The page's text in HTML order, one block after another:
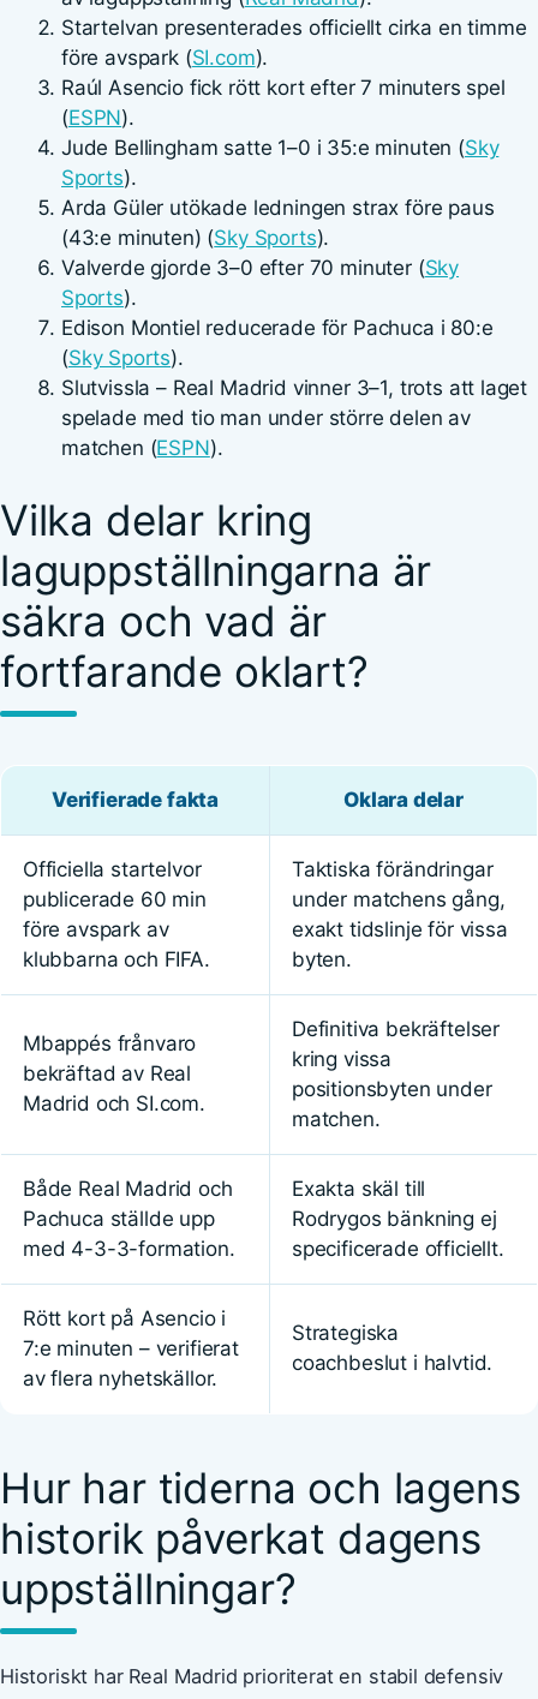
Startelvan presenterades officiellt cirka en timme
före avspark (SI.com).
Raúl Asencio fick rött kort efter 7 minuters spel
(ESPN).
Jude Bellingham satte 1–0 i 35:e minuten (Sky
Sports).
Arda Güler utökade ledningen strax före paus
(43:e minuten) (Sky Sports).
Valverde gjorde 3–0 efter 70 minuter (Sky
Sports).
Edison Montiel reducerade för Pachuca i 80:e
(Sky Sports).
Slutvissla – Real Madrid vinner 3–1, trots att laget
spelade med tio man under större delen av
matchen (ESPN).
Vilka delar kring
laguppställningarna är
säkra och vad är
fortfarande oklart?
Verifierade fakta Oklara delar
Officiella startelvor
publicerade 60 min
före avspark av
klubbarna och FIFA.
Taktiska förändringar
under matchens gång,
exakt tidslinje för vissa
byten.
Mbappés frånvaro
bekräftad av Real
Madrid och SI.com.
Definitiva bekräftelser
kring vissa
positionsbyten under
matchen.
Både Real Madrid och
Pachuca ställde upp
med 4-3-3-formation.
Exakta skäl till
Rodrygos bänkning ej
specificerade officiellt.
Rött kort på Asencio i
7:e minuten – verifierat
av flera nyhetskällor.
Strategiska
coachbeslut i halvtid.
Hur har tiderna och lagens
historik påverkat dagens
uppställningar?
Historiskt har Real Madrid prioriterat en stabil defensiv